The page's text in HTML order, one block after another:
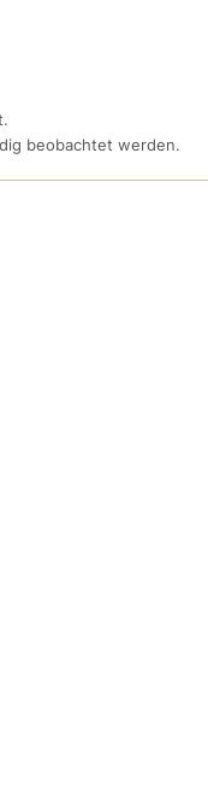
beobachtet werden.